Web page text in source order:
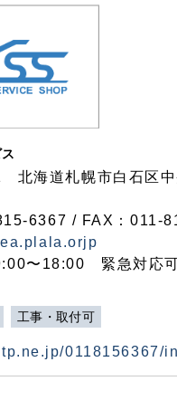
北海道札幌市白石区
6367 / FAX：011-
〜18:00 緊急対応可
工事・取付可
0118156367/